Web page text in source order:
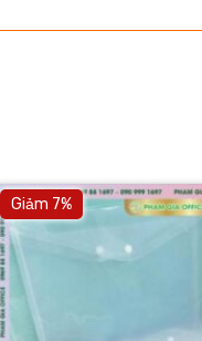
Giảm 7%